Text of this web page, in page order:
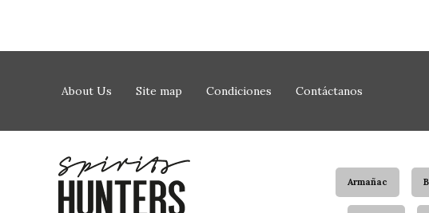
About Us Site map Condiciones Contáctanos
Armañac